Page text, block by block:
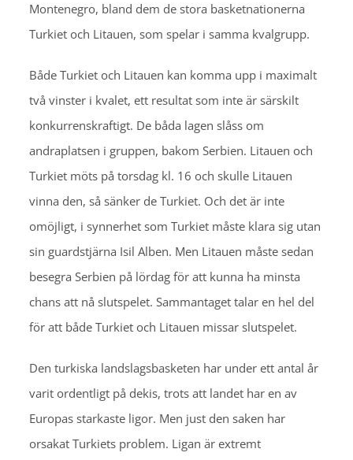
Montenegro, bland dem de stora basketnationerna
Turkiet och Litauen, som spelar i samma kvalgrupp.
Både Turkiet och Litauen kan komma upp i maximalt
två vinster i kvalet, ett resultat som inte är särskilt
konkurrenskraftigt. De båda lagen slåss om
andraplatsen i gruppen, bakom Serbien. Litauen och
Turkiet möts på torsdag kl. 16 och skulle Litauen
vinna den, så sänker de Turkiet. Och det är inte
omöjligt, i synnerhet som Turkiet måste klara sig utan
sin guardstjärna Isil Alben. Men Litauen måste sedan
besegra Serbien på lördag för att kunna ha minsta
chans att nå slutspelet. Sammantaget talar en hel del
för att både Turkiet och Litauen missar slutspelet.
Den turkiska landslagsbasketen har under ett antal år
varit ordentligt på dekis, trots att landet har en av
Europas starkaste ligor. Men just den saken har
orsakat Turkiets problem. Ligan är extremt